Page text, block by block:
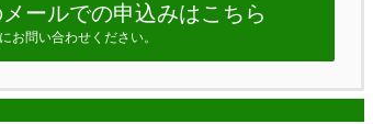
ールでの申込みはこちら
お問い合わせください。